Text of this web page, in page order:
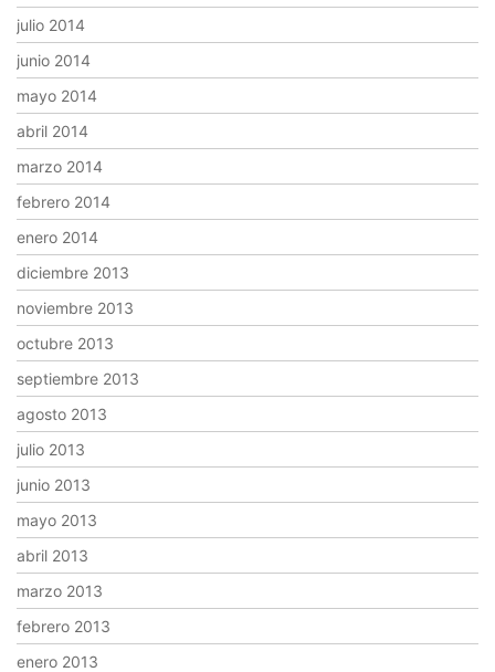
julio 2014
junio 2014
mayo 2014
abril 2014
marzo 2014
febrero 2014
enero 2014
diciembre 2013
noviembre 2013
octubre 2013
septiembre 2013
agosto 2013
julio 2013
junio 2013
mayo 2013
abril 2013
marzo 2013
febrero 2013
enero 2013